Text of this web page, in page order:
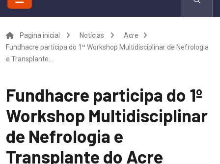
Pagina inicial Notícias
Acre
Fundhacre participa do 1º Workshop Multidisciplinar de Nefrologia
e Transplante...
Fundhacre participa do 1º
Workshop Multidisciplinar
de Nefrologia e
Transplante do Acre